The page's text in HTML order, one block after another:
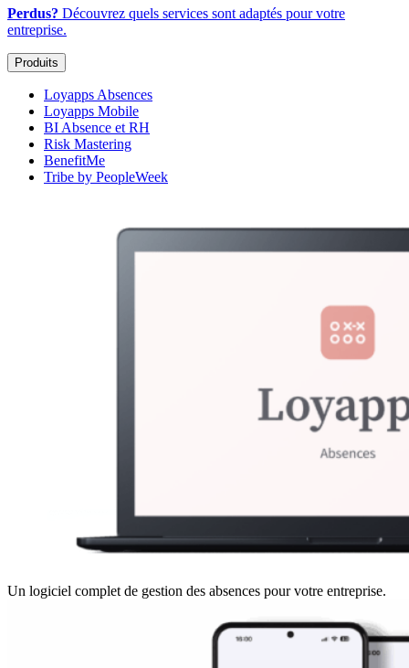
Perdus? Découvrez quels services sont adaptés pour votre
entreprise.
Produits
Loyapps Absences
Loyapps Mobile
BI Absence et RH
Risk Mastering
BenefitMe
Tribe by PeopleWeek
Un logiciel complet de gestion des absences pour votre entreprise.